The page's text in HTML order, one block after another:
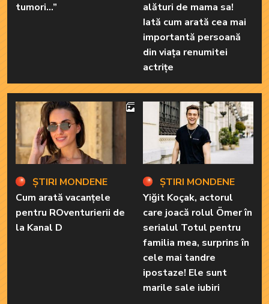
tumori...”
ȘTIRI MONDENE
Cum arată vacanțele
pentru ROventurierii de
la Kanal D
alături de mama sa!
Iată cum arată cea mai
importantă persoană
din viața renumitei
actrițe
ȘTIRI MONDENE
Yiğit Koçak, actorul
care joacă rolul Ömer în
serialul Totul pentru
familia mea, surprins în
cele mai tandre
ipostaze! Ele sunt
marile sale iubiri